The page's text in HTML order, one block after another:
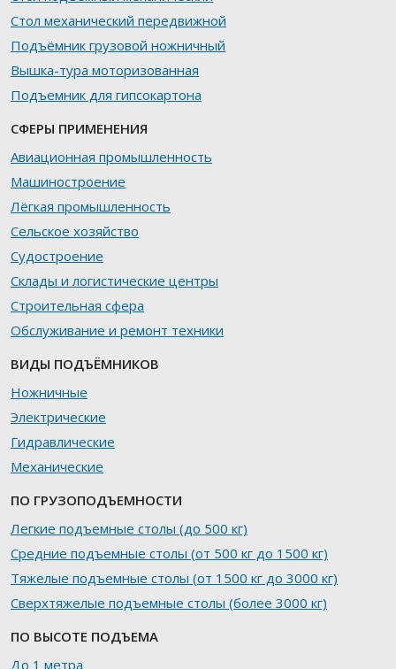
Стол механический передвижной
Подъёмник грузовой ножничный
Вышка-тура моторизованная
Подъемник для гипсокартона
СФЕРЫ ПРИМЕНЕНИЯ
Авиационная промышленность
Машиностроение
Лёгкая промышленность
Сельское хозяйство
Судостроение
Склады и логистические центры
Строительная сфера
Обслуживание и ремонт техники
ВИДЫ ПОДЪЁМНИКОВ
Ножничные
Электрические
Гидравлические
Механические
ПО ГРУЗОПОДЪЕМНОСТИ
Легкие подъемные столы (до 500 кг)
Средние подъемные столы (от 500 кг до 1500 кг)
Тяжелые подъемные столы (от 1500 кг до 3000 кг)
Сверхтяжелые подъемные столы (более 3000 кг)
ПО ВЫСОТЕ ПОДЪЕМА
До 1 метра